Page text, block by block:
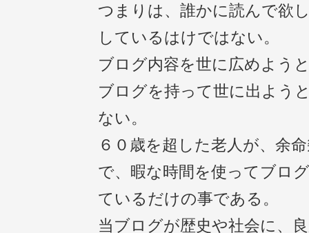
つまりは、誰かに読んで欲
しているはけではない。
ブログ内容を世に広めよう
ブログを持って世に出よう
ない。
６０歳を超した老人が、余
で、暇な時間を使ってブロ
ているだけの事である。
当ブログが歴史や社会に、